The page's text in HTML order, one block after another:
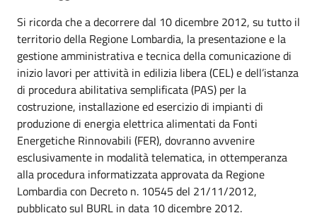
Si ricorda che a decorrere dal 10 dicembre 2012, su tutto il
territorio della Regione Lombardia, la presentazione e la
gestione amministrativa e tecnica della comunicazione di
inizio lavori per attività in edilizia libera (CEL) e dell’istanza
di procedura abilitativa semplificata (PAS) per la
costruzione, installazione ed esercizio di impianti di
produzione di energia elettrica alimentati da Fonti
Energetiche Rinnovabili (FER), dovranno avvenire
esclusivamente in modalità telematica, in ottemperanza
alla procedura informatizzata approvata da Regione
Lombardia con Decreto n. 10545 del 21/11/2012,
pubblicato sul BURL in data 10 dicembre 2012.